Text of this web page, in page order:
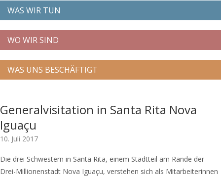
WAS WIR TUN
WO WIR SIND
WAS UNS BESCHÄFTIGT
Generalvisitation in Santa Rita Nova
Iguaçu
10. Juli 2017
Die drei Schwestern in Santa Rita, einem Stadtteil am Rande der
Drei-Millionenstadt Nova Iguaçu, verstehen sich als Mitarbeiterinnen